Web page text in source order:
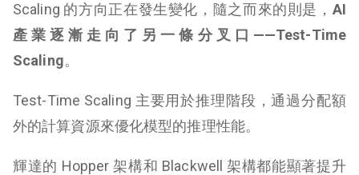
Scaling 的方向正在發生變化，隨之而來的則是， AI
產業逐漸走向了另一條分叉口——Test-Time
Scaling。
Test-Time Scaling 主要用於推理階段，通過分配額
外的計算資源來優化模型的推理性能。
輝達的 Hopper 架構和 Blackwell 架構都能顯著提升